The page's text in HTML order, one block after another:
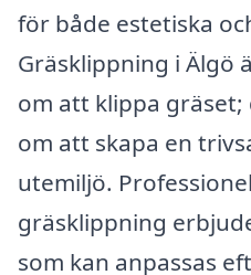
för både estetiska
Gräsklippning i Älgö
om att klippa gräset;
om att skapa en
utemiljö.
gräsklippning
som kan anpassas